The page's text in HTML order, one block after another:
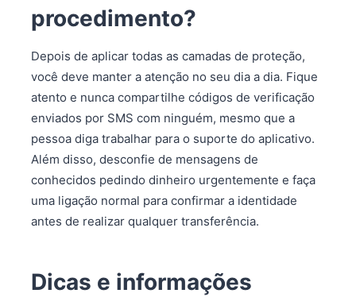
procedimento?
Depois de aplicar todas as camadas de proteção,
você deve manter a atenção no seu dia a dia. Fique
atento e nunca compartilhe códigos de verificação
enviados por SMS com ninguém, mesmo que a
pessoa diga trabalhar para o suporte do aplicativo.
Além disso, desconfie de mensagens de
conhecidos pedindo dinheiro urgentemente e faça
uma ligação normal para confirmar a identidade
antes de realizar qualquer transferência.
Dicas e informações